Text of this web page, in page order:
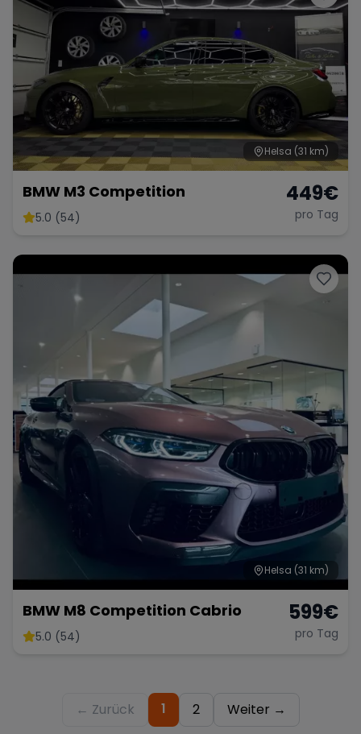
Helsa (31 km)
BMW M3 Competition
5.0 (54)
449€
pro Tag
Helsa (31 km)
BMW M8 Competition Cabrio
5.0 (54)
599€
pro Tag
← Zurück 1 2 Weiter →